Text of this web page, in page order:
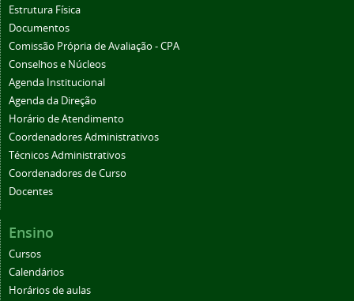
Estrutura Física
Documentos
Comissão Própria de Avaliação - CPA
Conselhos e Núcleos
Agenda Institucional
Agenda da Direção
Horário de Atendimento
Coordenadores Administrativos
Técnicos Administrativos
Coordenadores de Curso
Docentes
Ensino
Cursos
Calendários
Horários de aulas